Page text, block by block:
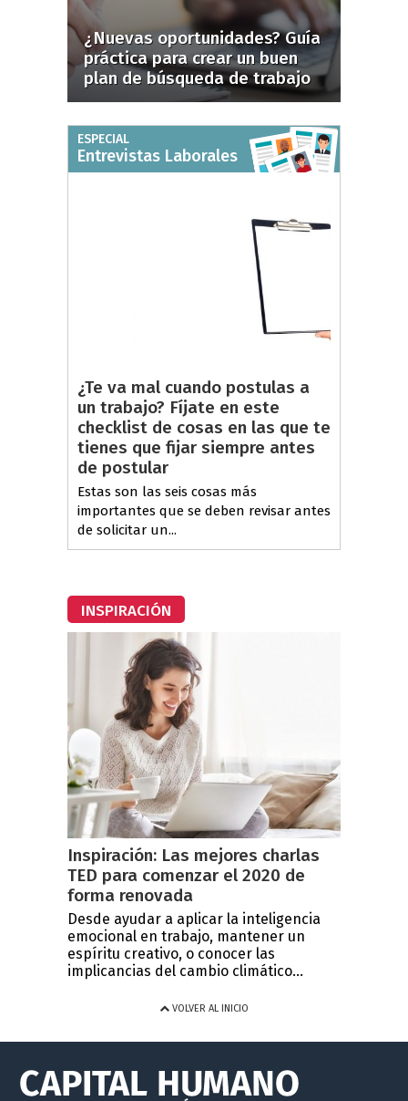
¿Nuevas oportunidades? Guía
práctica para crear un buen
plan de búsqueda de trabajo
ESPECIAL
Entrevistas Laborales
¿Te va mal cuando postulas a
un trabajo? Fíjate en este
checklist de cosas en las que te
tienes que fijar siempre antes
de postular
Estas son las seis cosas más
importantes que se deben revisar antes
de solicitar un...
INSPIRACIÓN
Inspiración: Las mejores charlas
TED para comenzar el 2020 de
forma renovada
Desde ayudar a aplicar la inteligencia
emocional en trabajo, mantener un
espíritu creativo, o conocer las
implicancias del cambio climático...
VOLVER AL INICIO